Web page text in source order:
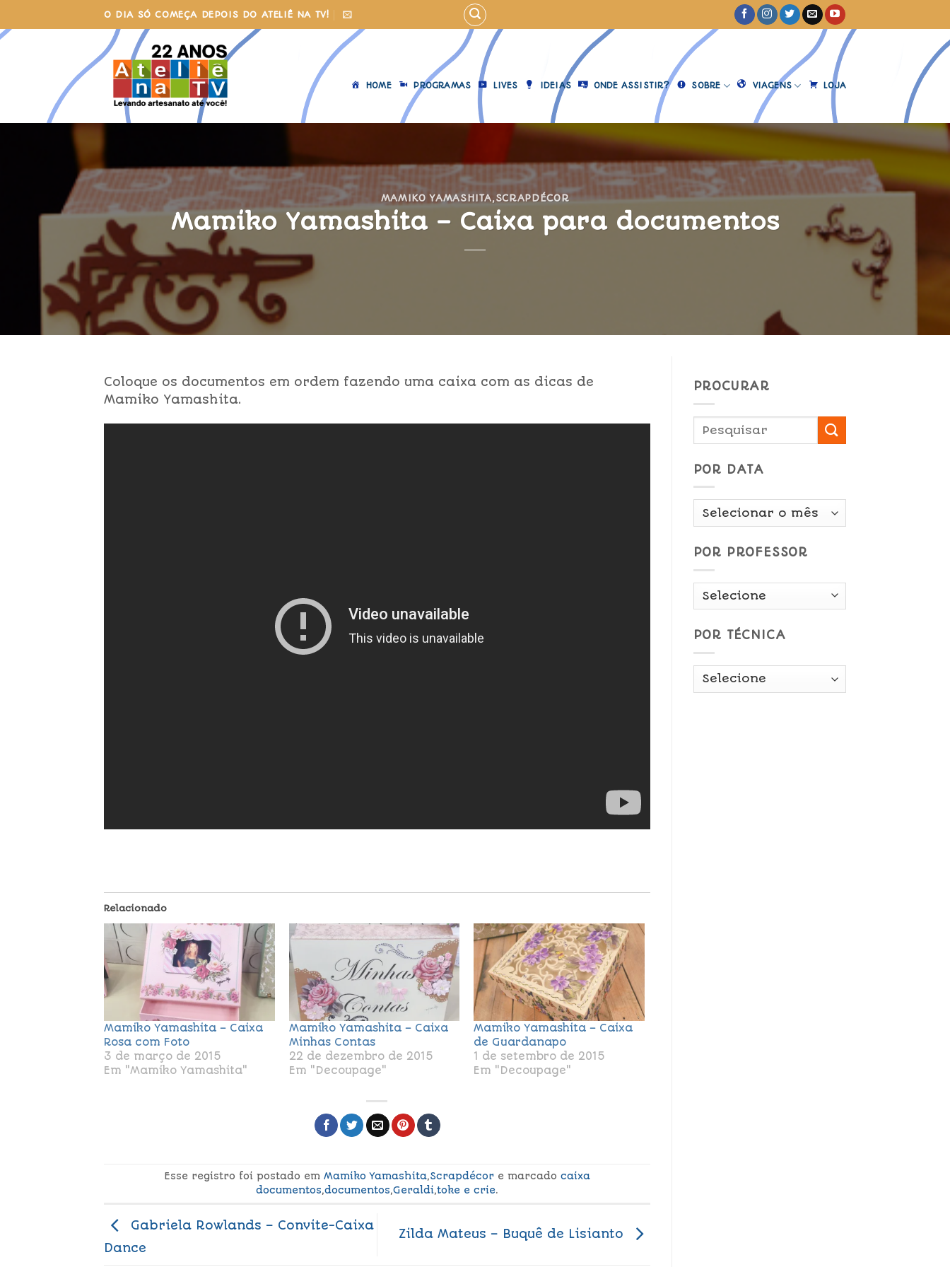
to
content
O DIA SÓ COMEÇA DEPOIS DO ATELIÊ NA TV!
HOME PROGRAMAS LIVES IDEIAS ONDE ASSISTIR? SOBRE VIAGENS LOJA
MAMIKO YAMASHITA,SCRAPDÉCOR
Mamiko Yamashita – Caixa para documentos
Coloque os documentos em ordem fazendo uma caixa com as dicas de
Mamiko Yamashita.
Relacionado
Mamiko Yamashita – Caixa
Rosa com Foto
3 de março de 2015
Em "Mamiko Yamashita"
Mamiko Yamashita – Caixa
Minhas Contas
22 de dezembro de 2015
Em "Decoupage"
Mamiko Yamashita – Caixa
de Guardanapo
1 de setembro de 2015
Em "Decoupage"
Esse registro foi postado em Mamiko Yamashita,Scrapdécore marcado caixa
documentos,documentos,Geraldi,toke e crie.
Gabriela Rowlands – Convite-Caixa
Dance
Zilda Mateus – Buquê de Lisianto
PROCURAR
POR DATA
Por
POR PROFESSOR
POR TÉCNICA